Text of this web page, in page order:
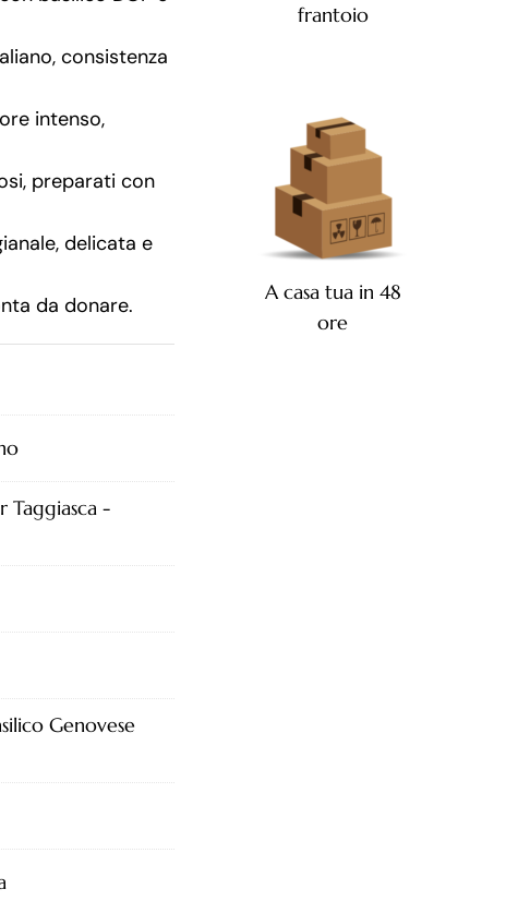
consistenza
intenso,
preparati con
delicata e
da donare.
-
Genovese
frantoio
A casa tua in 48
ore